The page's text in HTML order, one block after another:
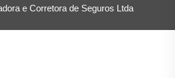
e Corretora de Seguros Ltda